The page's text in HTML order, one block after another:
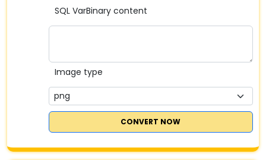
SQL VarBinary content
Image type
CONVERT NOW